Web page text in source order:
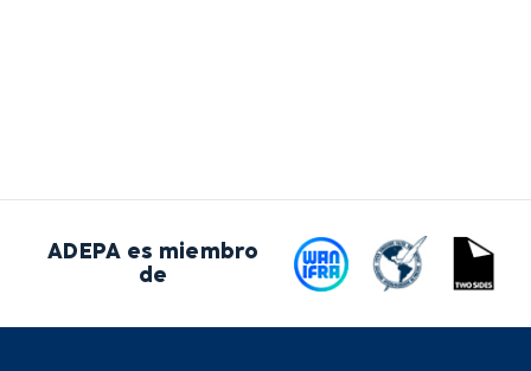
ADEPA es miembro
de